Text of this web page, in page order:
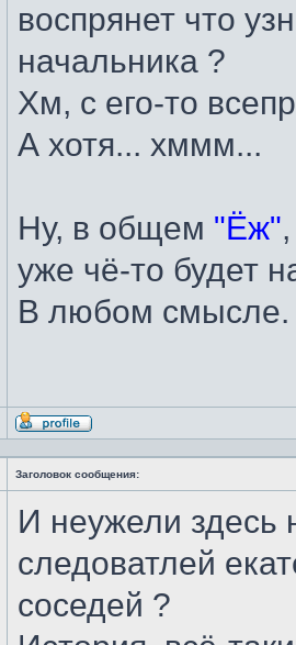
воспрянет что
начальника ?
Хм, с его-то
А хотя... хммм...
Ну, в общем "Ёж"
уже чё-то будет
В любом смысле.
Профиль
Заголовок сообщения:
И неужели здесь
следоватлей
соседей ?